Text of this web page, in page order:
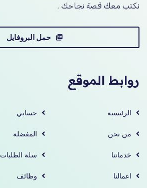
نكتب معك قصة نجاحك .
حمل البروفايل
روابط الموقع
الرئيسية
من نحن
خدماتنا
اعمالنا
حسابي
المفضلة
سلة الطلبات
وظائف